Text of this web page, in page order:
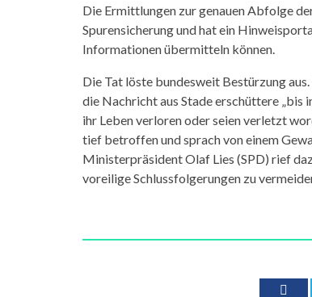
Die Ermittlungen zur genauen Abfolge
Spurensicherung und hat ein
Informationen übermitteln können.
Die Tat löste bundesweit Bestürzung
die Nachricht aus Stade erschüttere „bis
ihr Leben verloren oder seien verletzt
tief betroffen und sprach von einem
Ministerpräsident Olaf Lies (SPD) rief
voreilige Schlussfolgerungen zu